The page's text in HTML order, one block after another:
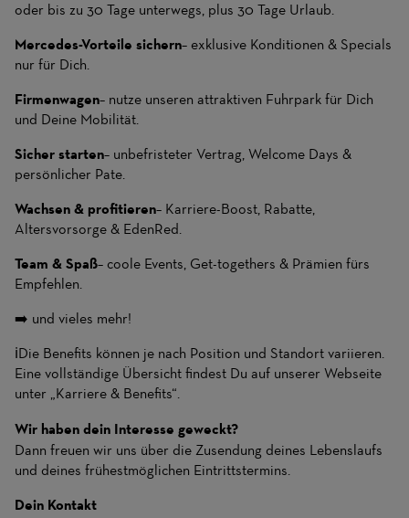
oder bis zu 30 Tage unterwegs, plus 30 Tage Urlaub.
Mercedes-Vorteile sichern– exklusive Konditionen & Specials
nur für Dich.
Firmenwagen– nutze unseren attraktiven Fuhrpark für Dich
und Deine Mobilität.
Sicher starten– unbefristeter Vertrag, Welcome Days &
persönlicher Pate.
Wachsen & profitieren– Karriere-Boost, Rabatte,
Altersvorsorge & EdenRed.
Team & Spaß– coole Events, Get-togethers & Prämien fürs
Empfehlen.
➡️ und vieles mehr!
ℹ️Die Benefits können je nach Position und Standort variieren.
Eine vollständige Übersicht findest Du auf unserer Webseite
unter „Karriere & Benefits“.
Wir haben dein Interesse geweckt?
Dann freuen wir uns über die Zusendung deines Lebenslaufs
und deines frühestmöglichen Eintrittstermins.
Dein Kontakt